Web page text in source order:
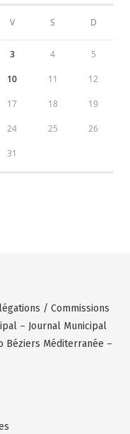
V S D
3 4 5
10 11 12
17 18 19
24 25 26
31
/ Commissions
– Journal Municipal
Béziers Méditerranée –